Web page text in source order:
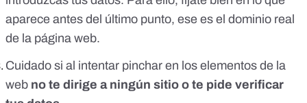
aparece antes del último punto, ese es el dominio real
de la página web.
Cuidado si al intentar pinchar en los elementos de la
web no te dirige a ningún sitio o te pide verificar